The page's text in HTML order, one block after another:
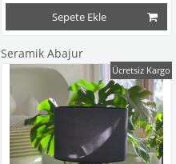
Sepete Ekle
Seramik Abajur
Ücretsiz Kargo